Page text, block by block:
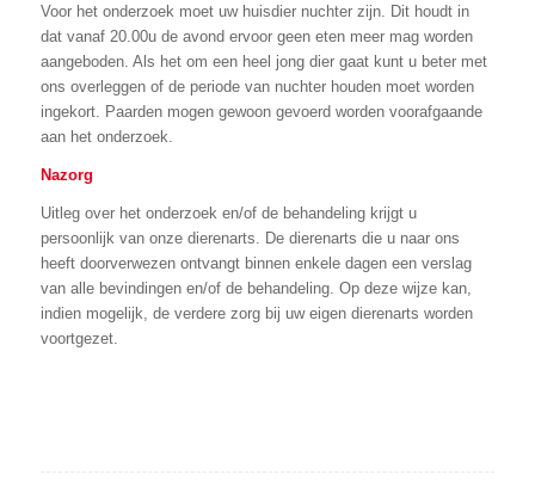
Voor het onderzoek moet uw huisdier nuchter zijn. Dit houdt in
dat vanaf 20.00u de avond ervoor geen eten meer mag worden
aangeboden. Als het om een heel jong dier gaat kunt u beter met
ons overleggen of de periode van nuchter houden moet worden
ingekort. Paarden mogen gewoon gevoerd worden voorafgaande
aan het onderzoek.
Nazorg
Uitleg over het onderzoek en/of de behandeling krijgt u
persoonlijk van onze dierenarts. De dierenarts die u naar ons
heeft doorverwezen ontvangt binnen enkele dagen een verslag
van alle bevindingen en/of de behandeling. Op deze wijze kan,
indien mogelijk, de verdere zorg bij uw eigen dierenarts worden
voortgezet.